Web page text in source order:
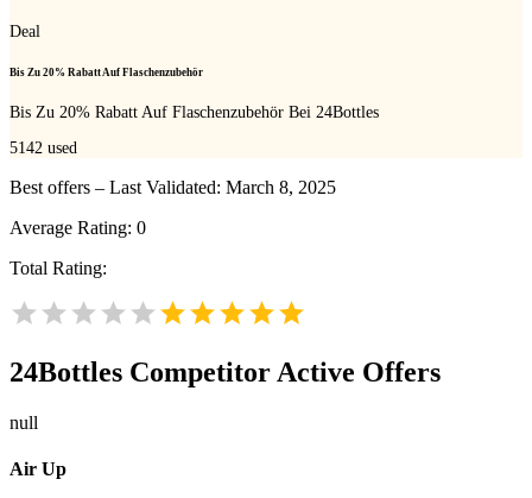
Deal
Bis Zu 20% Rabatt Auf Flaschenzubehör
Bis Zu 20% Rabatt Auf Flaschenzubehör Bei 24Bottles
5142 used
Best offers – Last Validated: March 8, 2025
Average Rating: 0
Total Rating:
24Bottles Competitor Active Offers
null
Air Up